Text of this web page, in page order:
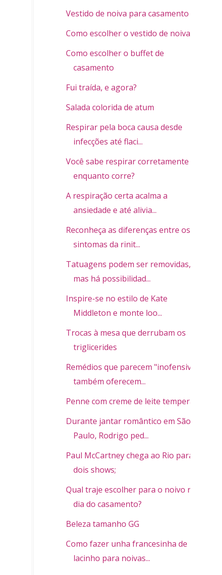
Vestido de noiva para casamento civil
Como escolher o vestido de noiva
Como escolher o buffet de
casamento
Fui traída, e agora?
Salada colorida de atum
Respirar pela boca causa desde
infecções até flaci...
Você sabe respirar corretamente
enquanto corre?
A respiração certa acalma a
ansiedade e até alivia...
Reconheça as diferenças entre os
sintomas da rinit...
Tatuagens podem ser removidas,
mas há possibilidad...
Inspire-se no estilo de Kate
Middleton e monte loo...
Trocas à mesa que derrubam os
triglicerides
Remédios que parecem "inofensivos"
também oferecem...
Penne com creme de leite temperado
Durante jantar romântico em São
Paulo, Rodrigo ped...
Paul McCartney chega ao Rio para
dois shows;
Qual traje escolher para o noivo no
dia do casamento?
Beleza tamanho GG
Como fazer unha francesinha de
lacinho para noivas...